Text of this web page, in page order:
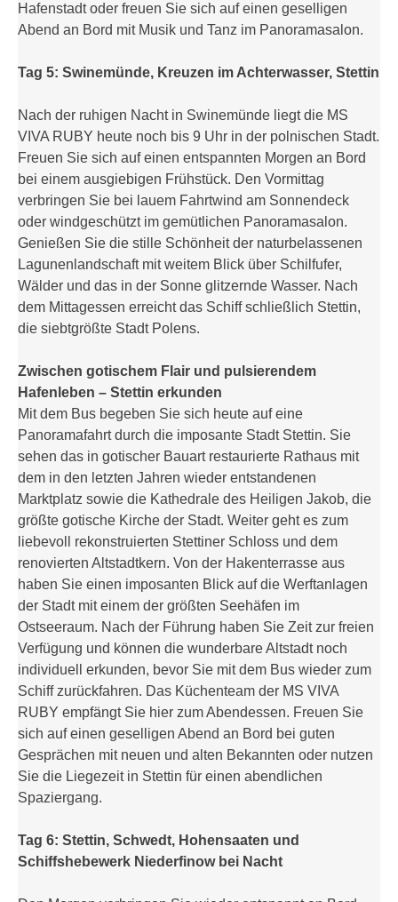
Hafenstadt oder freuen Sie sich auf einen geselligen
Abend an Bord mit Musik und Tanz im Panoramasalon.
Tag 5: Swinemünde, Kreuzen im Achterwasser, Stettin
Nach der ruhigen Nacht in Swinemünde liegt die MS
VIVA RUBY heute noch bis 9 Uhr in der polnischen Stadt.
Freuen Sie sich auf einen entspannten Morgen an Bord
bei einem ausgiebigen Frühstück. Den Vormittag
verbringen Sie bei lauem Fahrtwind am Sonnendeck
oder windgeschützt im gemütlichen Panoramasalon.
Genießen Sie die stille Schönheit der naturbelassenen
Lagunenlandschaft mit weitem Blick über Schilfufer,
Wälder und das in der Sonne glitzernde Wasser. Nach
dem Mittagessen erreicht das Schiff schließlich Stettin,
die siebtgrößte Stadt Polens.
Zwischen gotischem Flair und pulsierendem
Hafenleben – Stettin erkunden
Mit dem Bus begeben Sie sich heute auf eine
Panoramafahrt durch die imposante Stadt Stettin. Sie
sehen das in gotischer Bauart restaurierte Rathaus mit
dem in den letzten Jahren wieder entstandenen
Marktplatz sowie die Kathedrale des Heiligen Jakob, die
größte gotische Kirche der Stadt. Weiter geht es zum
liebevoll rekonstruierten Stettiner Schloss und dem
renovierten Altstadtkern. Von der Hakenterrasse aus
haben Sie einen imposanten Blick auf die Werftanlagen
der Stadt mit einem der größten Seehäfen im
Ostseeraum. Nach der Führung haben Sie Zeit zur freien
Verfügung und können die wunderbare Altstadt noch
individuell erkunden, bevor Sie mit dem Bus wieder zum
Schiff zurückfahren. Das Küchenteam der MS VIVA
RUBY empfängt Sie hier zum Abendessen. Freuen Sie
sich auf einen geselligen Abend an Bord bei guten
Gesprächen mit neuen und alten Bekannten oder nutzen
Sie die Liegezeit in Stettin für einen abendlichen
Spaziergang.
Tag 6: Stettin, Schwedt, Hohensaaten und
Schiffshebewerk Niederfinow bei Nacht